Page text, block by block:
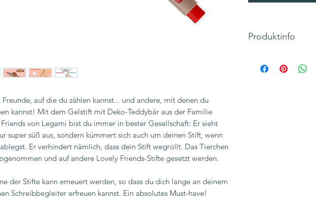
Freunde, auf die du zählen kannst... und andere, mit denen du
kannst! Mit dem Gelstift mit Deko-Teddybär aus der Familie
von Legami bist du immer in bester Gesellschaft: Er sieht
super süß aus, sondern kümmert sich auch um deinen Stift, wenn
Er verhindert nämlich, dass dein Stift wegrollt. Das Tierchen
und auf andere Lovely Friends-Stifte gesetzt werden.
der Stifte kann erneuert werden, so dass du dich lange an deinem
Schreibbegleiter erfreuen kannst. Ein absolutes Must-have!
Produktinfo
Text: "Dream big"